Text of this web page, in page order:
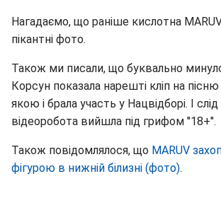
Нагадаємо, що раніше кислотна
пікантні фото.
Також ми писали, що буквально
Корсун показала нарешті кліп на пісню
якою і брала участь у Нацвідборі. І
відеоробота вийшла під грифом "18+".
Також повідомлялося, що MARUV
фігурою в нижній білизні (фото).